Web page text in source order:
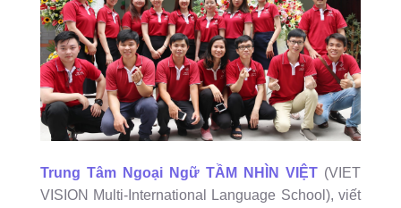
Trung Tâm Ngoại Ngữ TẦM NHÌN VIỆT (VIET
VISION Multi-International Language School), viết